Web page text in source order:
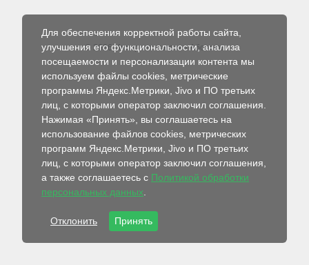
© 2026 Интернет-магазин Абсолют
Для обеспечения корректной работы сайта,
улучшения его функциональности, анализа
посещаемости и персонализации контента мы
используем файлы cookies, метрические
программы Яндекс.Метрики, Jivo и ПО третьих
лиц, с которыми оператор заключил соглашения.
Нажимая «Принять», вы соглашаетесь на
использование файлов cookies, метрических
программ Яндекс.Метрики, Jivo и ПО третьих
лиц, с которыми оператор заключил соглашения,
а также соглашаетесь с Политикой обработки
персональных данных
Отклонить Принять